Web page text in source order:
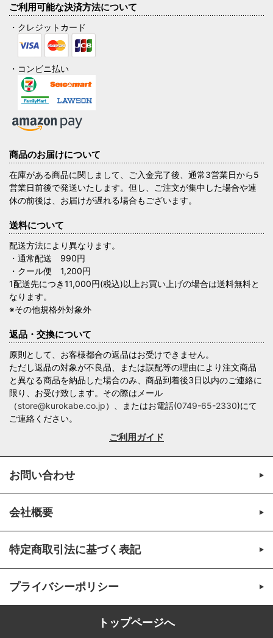
ご利用可能な決済方法について
・クレジットカード
・コンビニ払い
商品のお届けについて
在庫がある商品に関しまして、ご入金完了後、通常3営業日から5
営業日前後で発送いたします。但し、ご注文が集中した場合や連
休の前後は、お届けが遅れる場合もございます。
送料について
配送方法により異なります。
・通常配送 990円
・クール便 1,200円
1配送先につき11,000円(税込)以上お買い上げの場合は送料無料と
なります。
※その他規格外対象外
返品・交換について
原則として、お客様都合の返品はお受けできません。
ただし返品の対象が不良品、または誤配等の理由により注文商品
と異なる商品を納品した場合のみ、商品到着後3日以内のご連絡に
限り、お受け致します。その際はメール
（store@kurokabe.co.jp）、またはお電話(0749-65-2330)にて
ご連絡ください。
ご利用ガイド
お問い合わせ
会社概要
特定商取引法に基づく表記
プライバシーポリシー
トップページへ